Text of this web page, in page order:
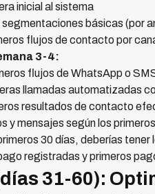
inicial al sistema
básicas (por
flujos de contacto por
3-4:
flujos de WhatsApp o
llamadas automatizadas
resultados de contacto
y mensajes según los
30 días, deberías
registradas y primeros
31-60):